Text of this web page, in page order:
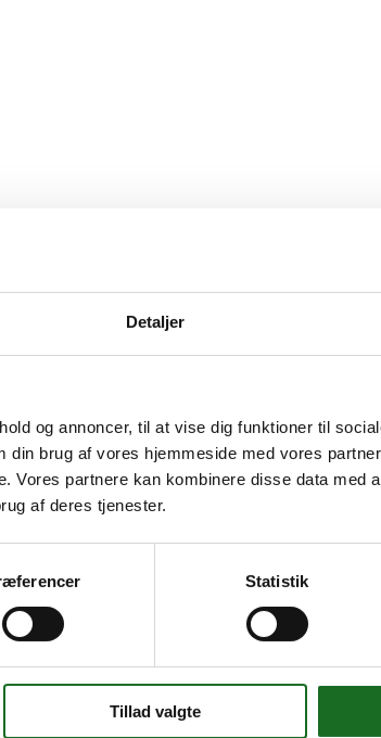
Detaljer
og annoncer, til at vise dig funktioner til
brug af vores hjemmeside med vores
Vores partnere kan kombinere disse data med
af deres tjenester.
Statistik
Tillad valgte